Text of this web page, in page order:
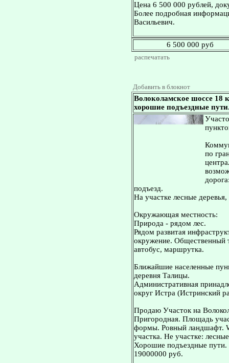
Цена 6 500 000 рублей,
Более подробная
Васильевич.
6 500 000 руб
распечатать
Добавить в блокнот
Волоколамское шоссе 18
хорошие подъездные
по
подъезд.
На участке лесные
Окружающая местность:
Природа - рядом лес.
Рядом развитая
окружение. Общественный
автобус, маршрутка.
Ближайшие населенные
деревня Талицы.
Административная
округ Истра (Истринский
Продаю Участок на
Пригородная. Площадь
формы. Ровный ландшафт.
участка. Не участке:
Хорошие подъездные пути.
19000000 руб.